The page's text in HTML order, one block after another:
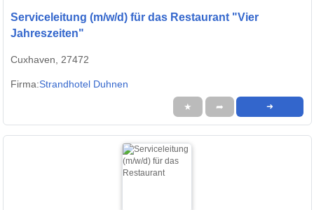
Serviceleitung (m/w/d) für das Restaurant "Vier
Jahreszeiten"
Cuxhaven, 27472
Firma:Strandhotel Duhnen
★ ➦ ➜